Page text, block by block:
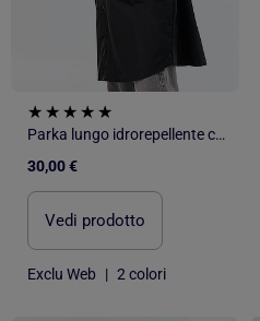
Parka lungo idrorepellente con cappuccio
30,00 €
Vedi prodotto
Exclu Web | 2 colori